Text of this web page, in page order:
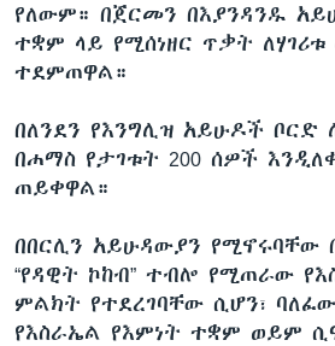
የለውም። በጀርመን በእያንዳንዱ
ተቋም ላይ የሚሰነዘር ጥቃት
ተደምጠዋል።
በለንደን የእንግሊዝ አይሁዶች ቦርድ
በሐማስ የታገቱት 200 ሰዎች
ጠይቀዋል።
በበርሊን አይሁዳውያን የሚኖሩባቸው
“የዳዊት ኮከብ” ተብሎ የሚጠራው
ምልክት የተደረገባቸው ሲሆን፣
የእስራኤል የእምነት ተቋም ወይም